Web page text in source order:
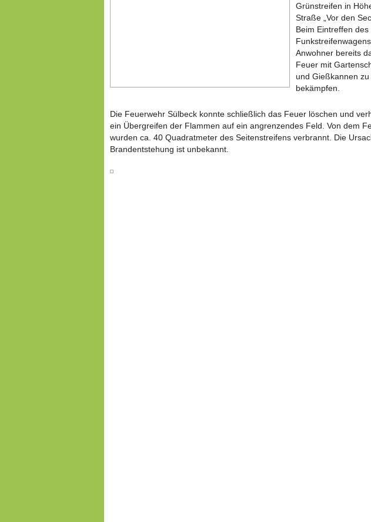
Grünstreifen in
Straße „Vor den
Beim Eintreffen des
Anwohner bereits
Feuer mit
und Gießkannen zu
bekämpfen.
Die Feuerwehr Sülbeck konnte schließlich das Feuer löschen und
ein Übergreifen der Flammen auf ein angrenzendes Feld. Von dem
wurden ca. 40 Quadratmeter des Seitenstreifens verbrannt. Die
Brandentstehung ist unbekannt.